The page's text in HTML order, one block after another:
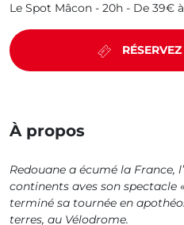
Le Spot Mâcon - 20h - De 39€
À propos
Redouane a écumé la France,
continents aves son spectacle
terminé sa tournée en
terres, au Vélodrome.